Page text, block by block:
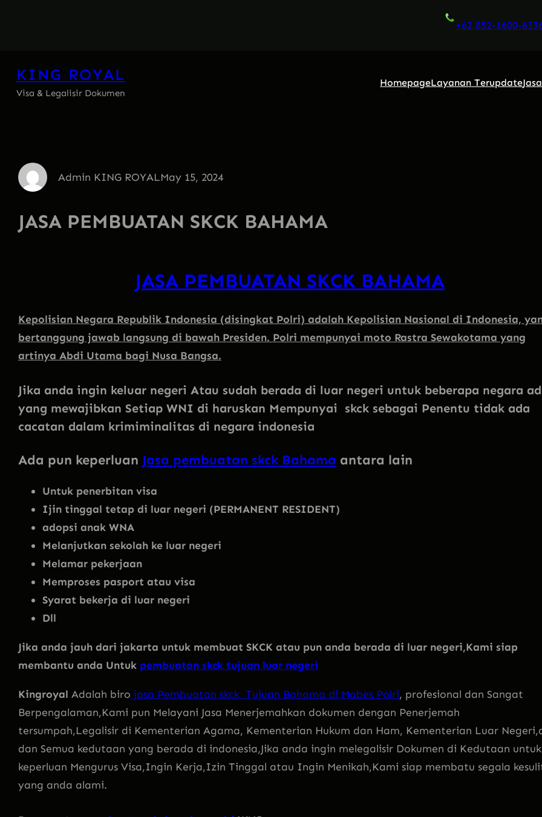
+62 852-1600-
KING ROYAL
Visa & Legalisir Dokumen
HomepageLayanan Terupdate
Admin KING ROYALMay 15, 2024
JASA PEMBUATAN SKCK BAHAMA
JASA PEMBUATAN SKCK BAHAMA
Kepolisian Negara Republik Indonesia (disingkat Polri) adalah Kepolisian Nasional di Indonesia,
bertanggung jawab langsung di bawah Presiden. Polri mempunyai moto Rastra Sewakotama yang
artinya Abdi Utama bagi Nusa Bangsa.
Jika anda ingin keluar negeri Atau sudah berada di luar negeri untuk beberapa negara
yang mewajibkan Setiap WNI di haruskan Mempunyai skck sebagai Penentu tidak ada
cacatan dalam krimiminalitas di negara indonesia
Ada pun keperluan Jasa pembuatan skck Bahama antara lain
Untuk penerbitan visa
Ijin tinggal tetap di luar negeri (PERMANENT RESIDENT)
adopsi anak WNA
Melanjutkan sekolah ke luar negeri
Melamar pekerjaan
Memproses pasport atau visa
Syarat bekerja di luar negeri
Dll
Jika anda jauh dari jakarta untuk membuat SKCK atau pun anda berada di luar negeri,Kami siap
membantu anda Untuk pembuatan skck tujuan luar negeri
Kingroyal Adalah biro jasa Pembuatan skck Tujuan Bahama di Mabes Polri, profesional dan Sangat
Berpengalaman,Kami pun Melayani Jasa Menerjemahkan dokumen dengan Penerjemah
tersumpah,Legalisir di Kementerian Agama, Kementerian Hukum dan Ham, Kementerian Luar
dan Semua kedutaan yang berada di indonesia,Jika anda ingin melegalisir Dokumen di Kedutaan untuk
keperluan Mengurus Visa,Ingin Kerja,Izin Tinggal atau Ingin Menikah,Kami siap membatu segala
yang anda alami.